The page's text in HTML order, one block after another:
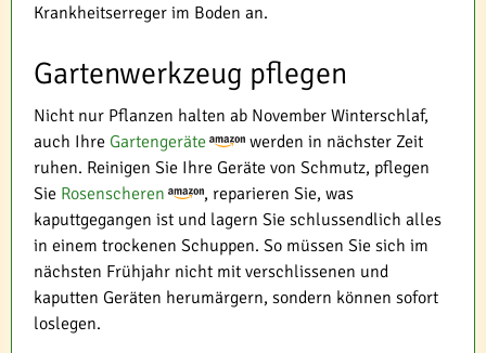
Krankheitserreger im Boden an.
Gartenwerkzeug pflegen
Nicht nur Pflanzen halten ab November Winterschlaf,
auch Ihre Gartengeräte
werden in nächster Zeit
ruhen. Reinigen Sie Ihre Geräte von Schmutz, pflegen
Sie Rosenscheren
, reparieren Sie, was
kaputtgegangen ist und lagern Sie schlussendlich alles
in einem trockenen Schuppen. So müssen Sie sich im
nächsten Frühjahr nicht mit verschlissenen und
kaputten Geräten herumärgern, sondern können sofort
loslegen.